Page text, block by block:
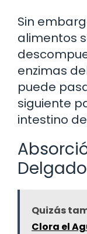
Sin
alimentos
enzimas
puede
siguiente
intestino
Delgado
Quizás
Clora el